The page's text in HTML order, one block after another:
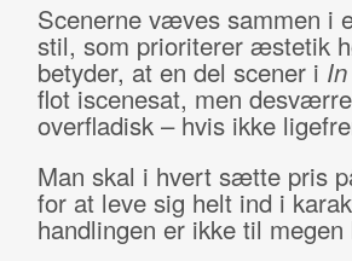
Scenerne væves sammen i
stil, som prioriterer æstetik
betyder, at en del scener i
flot iscenesat, men
overfladisk – hvis ikke
Man skal i hvert sætte pris
for at leve sig helt ind i
handlingen er ikke til